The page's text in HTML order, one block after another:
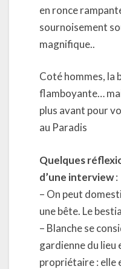
en ronce
sournoisement
magnifique..
Coté hommes, la
flamboyante…
plus avant pour
au Paradis
Quelques
d’une interview:
– On peut
une bête. Le
– Blanche se
gardienne du lieu
propriétaire : elle